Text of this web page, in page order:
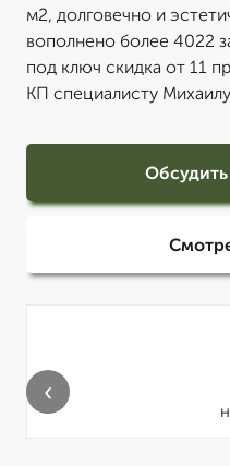
м2, долговечно и
вополнено более 4022
под ключ скидка от 11
КП специалисту
Обсудить
‹